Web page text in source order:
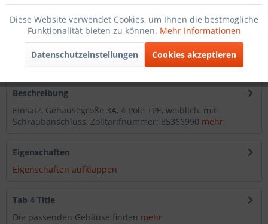
In denWarenkorb
Merken
2022100421
Beschreibung
Einsatz, Gehäusegröße 3A, 4 Pole +PE, weiblich, mit
Schraubanschluss, Zolltarifnummer: 85366990 mehr
Eigenschaften
Eigenschaften aufklappen
Tab 4 Title
Die passenden Gehäuse finden mehr
Diese Website verwendet Cookies, um Ihnen die bestmögliche
Funktionalität bieten zu können. Mehr Informationen
Datenschutzeinstellungen Cookies akzeptieren